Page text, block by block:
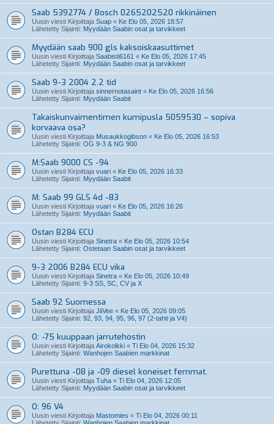
Saab 5392774 / Bosch 0265202520 rikkinäinen
Uusin viesti Kirjoittaja Suap « Ke Elo 05, 2026 18:57
Lähetetty Sijainti: Myydään Saabin osat ja tarvikkeet
Myydään saab 900 gls kaksoiskaasuttimet
Uusin viesti Kirjoittaja Saabisti6161 « Ke Elo 05, 2026 17:45
Lähetetty Sijainti: Myydään Saabin osat ja tarvikkeet
Saab 9-3 2004 2.2 tid
Uusin viesti Kirjoittaja sinnernotasaint « Ke Elo 05, 2026 16:56
Lähetetty Sijainti: Myydään Saabit
Takaiskunvaimentimen kumipusla 5059530 – sopiva
korvaava osa?
Uusin viesti Kirjoittaja Musaukkogibson « Ke Elo 05, 2026 16:53
Lähetetty Sijainti: OG 9-3 & NG 900
M:Saab 9000 CS -94
Uusin viesti Kirjoittaja vuari « Ke Elo 05, 2026 16:33
Lähetetty Sijainti: Myydään Saabit
M: Saab 99 GLS 4d -83
Uusin viesti Kirjoittaja vuari « Ke Elo 05, 2026 16:26
Lähetetty Sijainti: Myydään Saabit
Ostan B284 ECU
Uusin viesti Kirjoittaja Sinetra « Ke Elo 05, 2026 10:54
Lähetetty Sijainti: Ostetaan Saabin osat ja tarvikkeet
9-3 2006 B284 ECU vika
Uusin viesti Kirjoittaja Sinetra « Ke Elo 05, 2026 10:49
Lähetetty Sijainti: 9-3 SS, SC, CV ja X
Saab 92 Suomessa
Uusin viesti Kirjoittaja JiiVee « Ke Elo 05, 2026 09:05
Lähetetty Sijainti: 92, 93, 94, 95, 96, 97 (2-tahti ja V4)
O: -75 kuuppaan jarrutehostin
Uusin viesti Kirjoittaja Airokolkki « Ti Elo 04, 2026 15:32
Lähetetty Sijainti: Wanhojen Saabien markkinat
Purettuna -08 ja -09 diesel koneiset femmat.
Uusin viesti Kirjoittaja Tuha « Ti Elo 04, 2026 12:05
Lähetetty Sijainti: Myydään Saabin osat ja tarvikkeet
O: 96 V4
Uusin viesti Kirjoittaja Mastomies « Ti Elo 04, 2026 00:11
Lähetetty Sijainti: Wanhojen Saabien markkinat